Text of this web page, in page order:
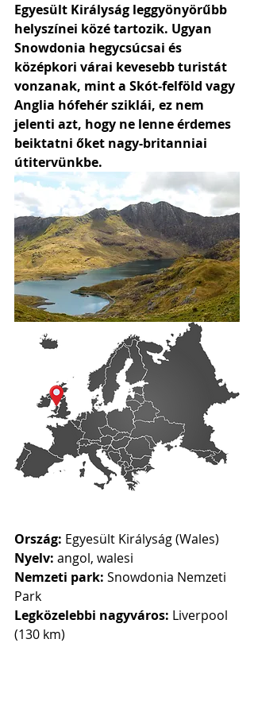
Egyesült Királyság leggyönyörűbb
helyszínei közé tartozik. Ugyan
Snowdonia hegycsúcsai és
középkori várai kevesebb turistát
vonzanak, mint a Skót-felföld vagy
Anglia hófehér sziklái, ez nem
jelenti azt, hogy ne lenne érdemes
beiktatni őket nagy-britanniai
útitervünkbe.
Ország: Egyesült Királyság (Wales)
Nyelv: angol, walesi
Nemzeti park: Snowdonia Nemzeti
Park
Legközelebbi nagyváros: Liverpool
(130 km)